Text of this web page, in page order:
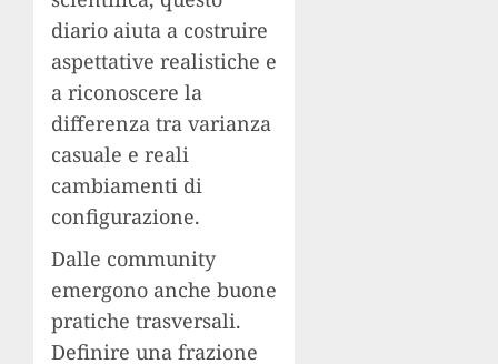
diario aiuta a costruire
aspettative realistiche e
a riconoscere la
differenza tra varianza
casuale e reali
cambiamenti di
configurazione.
Dalle community
emergono anche buone
pratiche trasversali.
Definire una frazione